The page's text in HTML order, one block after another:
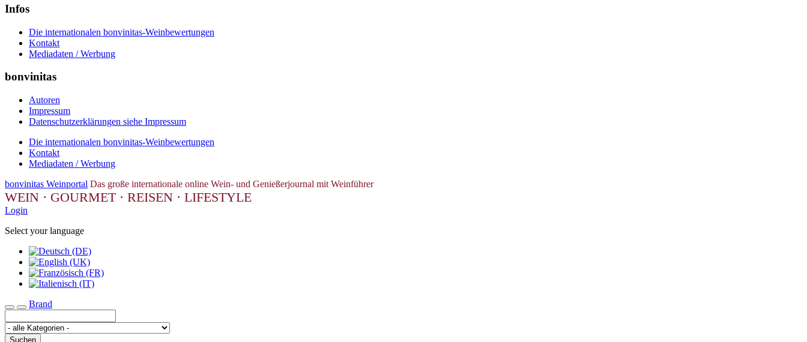
Infos
Die internationalen bonvinitas-Weinbewertungen
Kontakt
Mediadaten / Werbung
bonvinitas
Autoren
Impressum
Datenschutzerklärungen siehe Impressum
Die internationalen bonvinitas-Weinbewertungen
Kontakt
Mediadaten / Werbung
bonvinitas Weinportal Das große internationale online Wein- und Genießerjournal mit Weinführer
WEIN · GOURMET · REISEN · LIFESTYLE
Login
Select your language
Toggle navigation
Brand
Suchen